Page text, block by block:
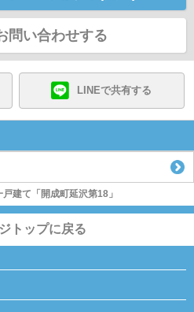
問い合わせする
LINEで共有する
戸建て「開成町延沢第18」
トップに戻る